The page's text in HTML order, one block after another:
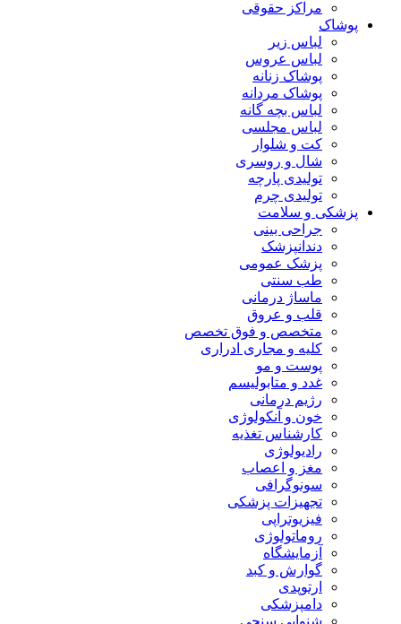
مراکز حقوقی
پوشاک
لباس زیر
لباس عروس
پوشاک زنانه
پوشاک مردانه
لباس بچه گانه
لباس مجلسی
کت و شلوار
شال و روسری
تولیدی پارچه
تولیدی چرم
پزشکی و سلامت
جراحی بینی
دندانپزشک
پزشک عمومی
طب سنتی
ماساژ درمانی
قلب و عروق
متخصص و فوق تخصص
کلیه و مجاری ادراری
پوست و مو
غدد و متابولیسم
رژیم درمانی
خون و آنکولوژی
کارشناس تغذیه
رادیولوژی
مغز و اعصاب
سونوگرافی
تجهیزات پزشکی
فیزیوتراپی
روماتولوژی
آزمایشگاه
گوارش و کبد
ارتوپدی
دامپزشکی